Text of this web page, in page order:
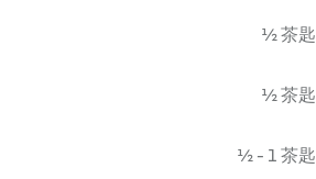
½ 茶匙
½ 茶匙
½ - 1 茶匙